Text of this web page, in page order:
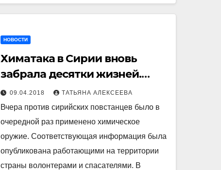
НОВОСТИ
Химатака в Сирии вновь
забрала десятки жизней.
Инициировано заседание
Совбеза ООН
09.04.2018 ТАТЬЯНА АЛЕКСЕЕВА
Вчера против сирийских повстанцев было в
очередной раз применено химическое
оружие. Соответствующая информация была
опубликована работающими на территории
страны волонтерами и спасателями. В